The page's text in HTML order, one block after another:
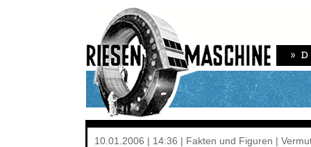
10.01.2006 | 14:36 | Fakten und Figuren |